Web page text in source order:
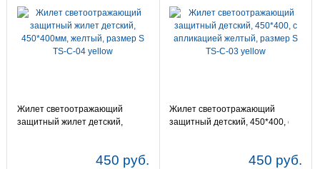
Жилет светоотражающий
защитный жилет детский,
450 руб.
Жилет светоотражающий
защитный детский, 450*400, с
450 руб.